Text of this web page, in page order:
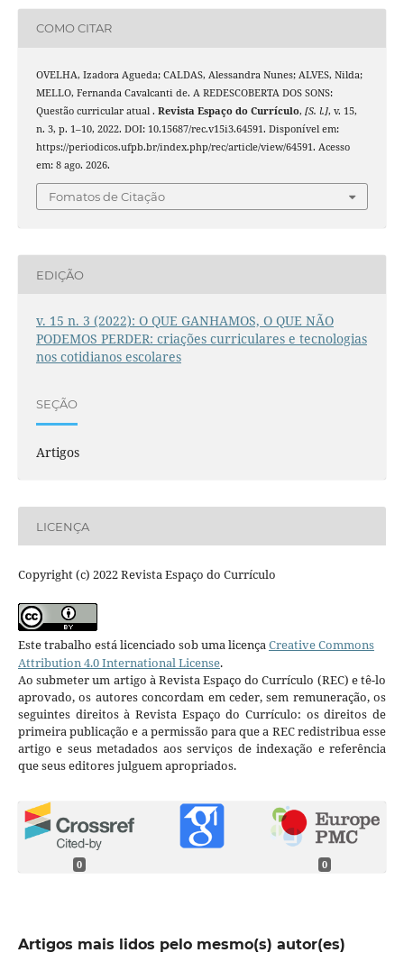
COMO CITAR
OVELHA, Izadora Agueda; CALDAS, Alessandra Nunes; ALVES, Nilda;
MELLO, Fernanda Cavalcanti de. A REDESCOBERTA DOS SONS:
Questão curricular atual . Revista Espaço do Currículo, [S. l.], v. 15,
n. 3, p. 1–10, 2022. DOI: 10.15687/rec.v15i3.64591. Disponível em:
https://periodicos.ufpb.br/index.php/rec/article/view/64591. Acesso
em: 8 ago. 2026.
Fomatos de Citação
EDIÇÃO
v. 15 n. 3 (2022): O QUE GANHAMOS, O QUE NÃO
PODEMOS PERDER: criações curriculares e tecnologias
nos cotidianos escolares
SEÇÃO
Artigos
LICENÇA
Copyright (c) 2022 Revista Espaço do Currículo
Este trabalho está licenciado sob uma licençaCreative Commons
Attribution 4.0 International License.
Ao submeter um artigo à Revista Espaço do Currículo (REC) e tê-lo
aprovado, os autores concordam em ceder, sem remuneração, os
seguintes direitos à Revista Espaço do Currículo: os direitos de
primeira publicação e a permissão para que a REC redistribua esse
artigo e seus metadados aos serviços de indexação e referência
que seus editores julguem apropriados.
0 0
Artigos mais lidos pelo mesmo(s) autor(es)